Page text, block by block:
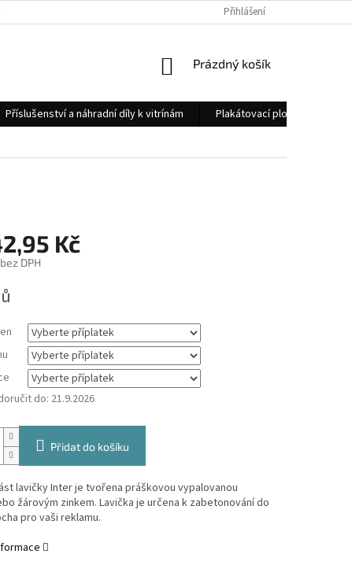
ÚDAJŮ Přihlášení
NÁKUPNÍ
Prázdný košík
Příslušenství a náhradní díly k vitrínám Plakátovací plochy
Kč
DPH
do: 21.9.2026
Přidat do košíku
lavičky Inter je tvořena práškovou vypalovanou
žárovým zinkem. Lavička je určena k zabetonování do
pro vaši reklamu.